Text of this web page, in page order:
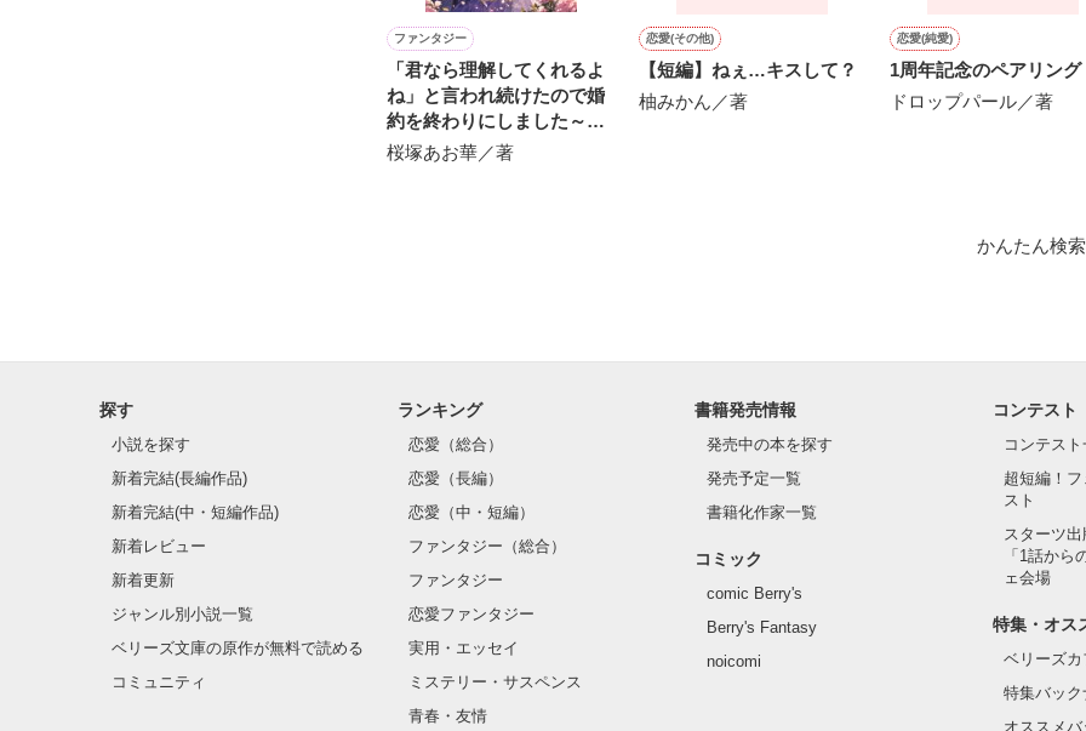
ファンタジー
「君なら理解してくれるよ
ね」と言われ続けたので婚
約を終わりにしました～私
を一番に選んでくれたのは
桜塚あお華／著
恋愛(その他)
【短編】ねぇ…キスして？
柚みかん／著
恋愛(純愛)
1周年記念のペアリング
ドロップパール／著
かんたん検
探す
小説を探す
新着完結(長編作品)
新着完結(中・短編作品)
新着レビュー
新着更新
ジャンル別小説一覧
ベリーズ文庫の原作が無料で読める
コミュニティ
ランキング
恋愛（総合）
恋愛（長編）
恋愛（中・短編）
ファンタジー（総合）
ファンタジー
恋愛ファンタジー
実用・エッセイ
ミステリー・サスペンス
青春・友情
書籍発売情報
発売中の本を探す
発売予定一覧
書籍化作家一覧
コミック
comic Berry's
Berry's Fantasy
noicomi
コンテスト
コンテスト
超短編！
スト
スターツ
「1話から
ェ会場
特集・オス
ベリーズ
特集バック
オススメ